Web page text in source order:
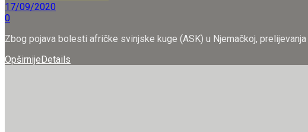
17/09/2020
0
Zbog pojava bolesti afričke svinjske kuge (ASK) u Njemačkoj,
OpširnijeDetails